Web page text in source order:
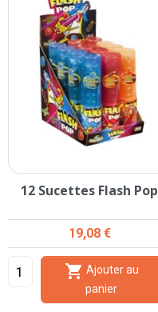
12 Sucettes Flash Pop
Prix
19,08 €

panier